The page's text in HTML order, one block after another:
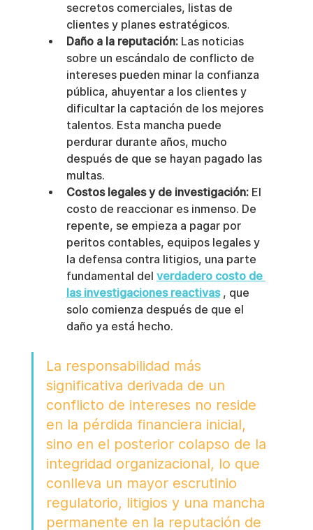
secretos comerciales, listas de
clientes y planes estratégicos.
Daño a la reputación: Las noticias
sobre un escándalo de conflicto de
intereses pueden minar la confianza
pública, ahuyentar a los clientes y
dificultar la captación de los mejores
talentos. Esta mancha puede
perdurar durante años, mucho
después de que se hayan pagado las
multas.
Costos legales y de investigación: El
costo de reaccionar es inmenso. De
repente, se empieza a pagar por
peritos contables, equipos legales y
la defensa contra litigios, una parte
fundamental del verdadero costo de
las investigaciones reactivas , que
solo comienza después de que el
daño ya está hecho.
La responsabilidad más
significativa derivada de un
conflicto de intereses no reside
en la pérdida financiera inicial,
sino en el posterior colapso de la
integridad organizacional, lo que
conlleva un mayor escrutinio
regulatorio, litigios y una mancha
permanente en la reputación de